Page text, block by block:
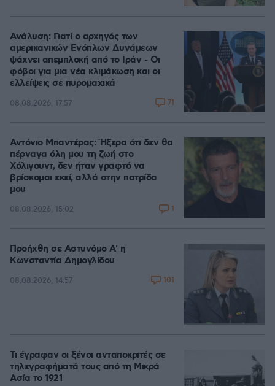
Ανάλυση: Γιατί ο αρχηγός των
αμερικανικών Ενόπλων Δυνάμεων
ψάχνει απεμπλοκή από το Ιράν - Οι
φόβοι για μια νέα κλιμάκωση και οι
ελλείψεις σε πυρομαχικά
08.08.2026, 17:57 71
Αντόνιο Μπαντέρας: Ήξερα ότι δεν θα
πέρναγα όλη μου τη ζωή στο
Χόλιγουντ, δεν ήταν γραφτό να
βρίσκομαι εκεί, αλλά στην πατρίδα
μου
08.08.2026, 15:02 1
Προήχθη σε Αστυνόμο Α' η
Κωνσταντία Δημογλίδου
08.08.2026, 14:57 101
Τι έγραφαν οι ξένοι ανταποκριτές σε
τηλεγραφήματά τους από τη Μικρά
Ασία το 1921